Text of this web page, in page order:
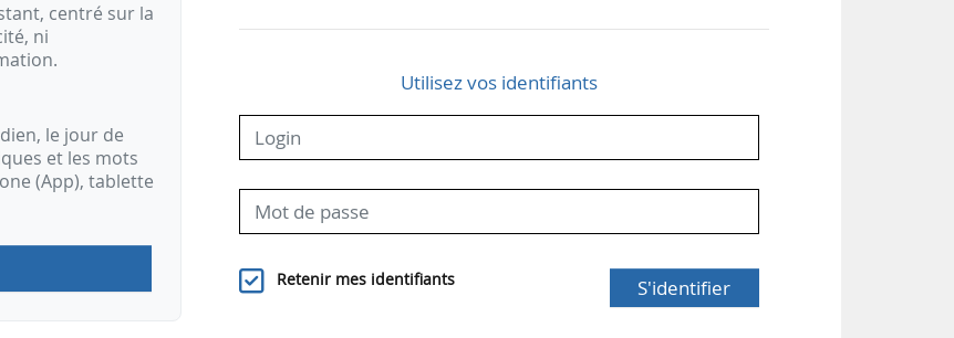
centré sur la
ni
le jour de
et les mots
(App), tablette
Utilisez vos identifiants
Retenir mes identifiants S'identifier